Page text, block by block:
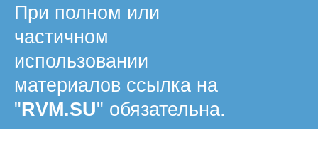
При полном или
частичном
использовании
материалов ссылка на
"RVM.SU" обязательна.